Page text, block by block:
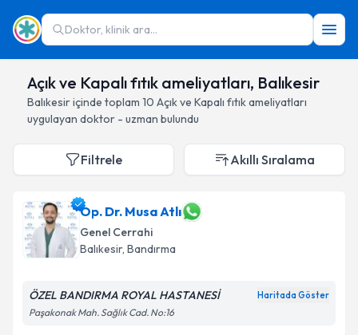
Doktor, klinik ara...
Açık ve Kapalı fıtık ameliyatları, Balıkesir
Balıkesiriçinde toplam 10 Açık ve Kapalı fıtık ameliyatları
uygulayan doktor - uzman bulundu
Filtrele Akıllı Sıralama
Op. Dr. Musa Atlı
Genel Cerrahi
Balıkesir, Bandırma
ÖZEL BANDIRMA ROYAL HASTANESİ Haritada Göster
Paşakonak Mah. Sağlık Cad. No:16